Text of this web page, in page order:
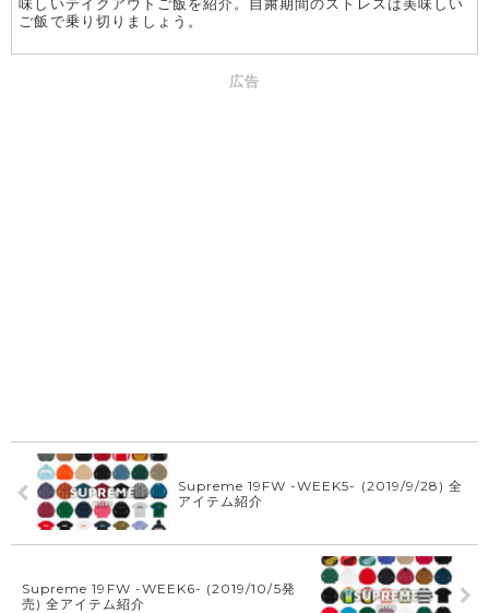
ご飯で乗り切りましょう。
広告
Supreme 19FW -WEEK5- (2019/9/28) 全
アイテム紹介
Supreme 19FW -WEEK6- (2019/10/5発
売) 全アイテム紹介